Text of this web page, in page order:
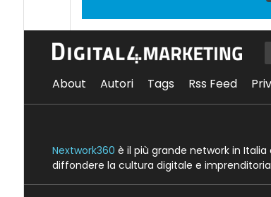
About
Autori Tags Rss Feed
Nextwork360 è il più grande network in
diffondere la cultura digitale e